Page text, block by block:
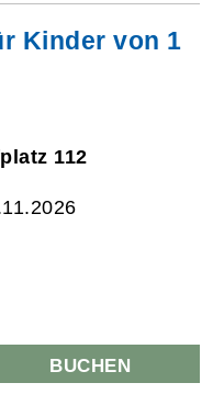
Kinder von 1
112
BUCHEN